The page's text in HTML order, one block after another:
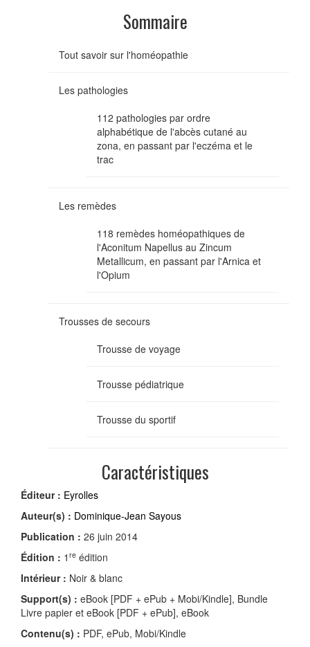
Sommaire
Tout savoir sur l'homéopathie
Les pathologies
112 pathologies par ordre
alphabétique de l'abcès cutané au
zona, en passant par l'eczéma et le
trac
Les remèdes
118 remèdes homéopathiques de
l'Aconitum Napellus au Zincum
Metallicum, en passant par l'Arnica et
l'Opium
Trousses de secours
Trousse de voyage
Trousse pédiatrique
Trousse du sportif
Caractéristiques
Éditeur : Eyrolles
Auteur(s) : Dominique-Jean Sayous
Publication : 26 juin 2014
Édition : 1 re édition
Intérieur : Noir & blanc
Support(s) : eBook [PDF + ePub + Mobi/Kindle], Bundle
Livre papier et eBook [PDF + ePub], eBook
Contenu(s) : PDF, ePub, Mobi/Kindle